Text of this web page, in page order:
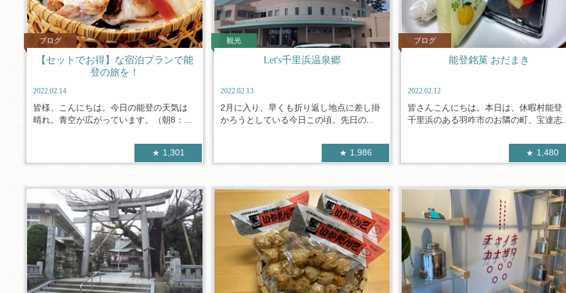
ブログ
【セットでお得】な宿泊プランで能
登の旅を！
2022.02.14
皆様、こんにちは。今日の能登の天気は
晴れ。青空が広がっています。（朝8：...
1,301
観光
Let's千里浜温泉郷
2022.02.13
2月に入り、早くも折り返し地点に差し掛
かろうとしている今日この頃。先日の...
1,986
ブログ
能登銘菓 おだまき
2022.02.12
皆さんこんにちは。本日は、休暇村能登
千里浜のある羽咋市のお隣の町、宝達志...
1,480